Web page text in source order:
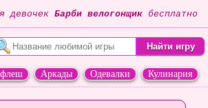
девочек Барби велогонщик бесплатно
Аркады Одевалки
Кулинария